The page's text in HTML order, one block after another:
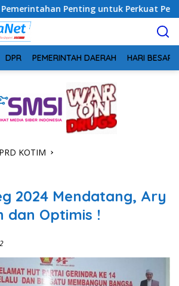
untuk Perkuat Pembangunan Desa
DPR PEMERINTAH DAERAH HARI BESAR
KOTIM
2024 Mendatang, Ary
dan Optimis !